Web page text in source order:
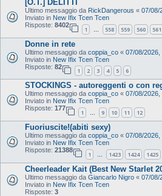
[O.T.] DELITTI
Ultimo messaggio da RickDangerous « 07/08/
Inviato in New Ifix Tcen Tcen
Risposte: 8402
1 … 558 559 560 561
Donne in rete
Ultimo messaggio da coppia_co « 07/08/2026,
Inviato in New Ifix Tcen Tcen
Risposte: 82
1 2 3 4 5 6
STOCKINGS - autoreggenti o con
Ultimo messaggio da coppia_co « 07/08/2026,
Inviato in New Ifix Tcen Tcen
Risposte: 177
1 … 9 10 11 12
Fuoriuscite!(abiti sexy)
Ultimo messaggio da coppia_co « 07/08/2026,
Inviato in New Ifix Tcen Tcen
Risposte: 21388
1 … 1423 1424 1425
Cheerleader Kait (Best New Starlet
Ultimo messaggio da Giancarlo Nigro « 07/08/
Inviato in New Ifix Tcen Tcen
Risposte: 3